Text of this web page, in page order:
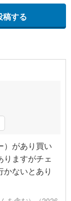
稿する
）があり買い
りますがチェ
ないとあり